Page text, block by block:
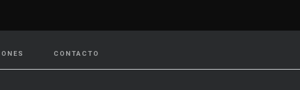
CONTACTO